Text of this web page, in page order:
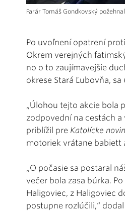
Farár Tomáš Gondkovský
Po uvoľnení opatrení
Okrem verejných
no o to zaujímavejšie
okrese Stará Ľubovňa,
„Úlohou tejto akcie bola
zodpovední na cestách
priblížil pre Katolícke
motoriek vrátane babiett
„O počasie sa postaral
večer bola zasa búrka.
Haligoviec, z Haligoviec
postupne rozlúčili,“